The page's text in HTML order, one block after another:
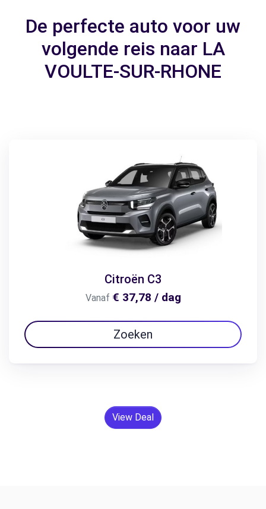
De perfecte auto voor uw
volgende reis naar LA
VOULTE-SUR-RHONE
Citroën C3
Vanaf € 37,78 / dag
Zoeken
View Deal